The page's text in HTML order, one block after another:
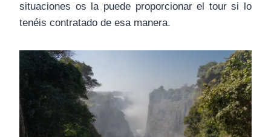
situaciones os la puede proporcionar el tour si lo
tenéis contratado de esa manera.